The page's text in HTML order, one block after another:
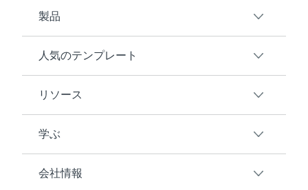
製品
概要
アンケート
AIアンケート生成ツール
オンラインフォーム
マーケットリサーチ
人気のテンプレート
顧客満足度
従業員エンゲージメント
イベントフィードバック
製品テスト
リソース
ユーザーの声
ブログ
学ぶ
アンケート作成方法
会社情報